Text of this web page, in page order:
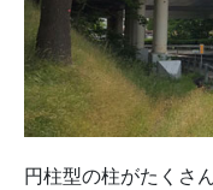
円柱型の柱がたくさ